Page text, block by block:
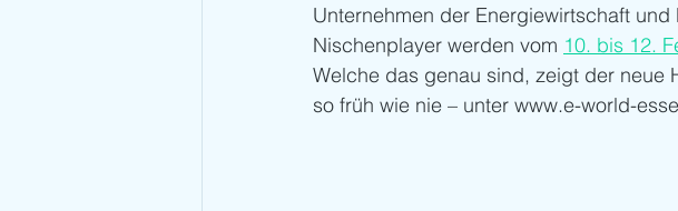
Unternehmen der Energiewirtschaft
Nischenplayer werden vom 10. bis 12.
Welche das genau sind, zeigt der neue
so früh wie nie – unter www.e-world-